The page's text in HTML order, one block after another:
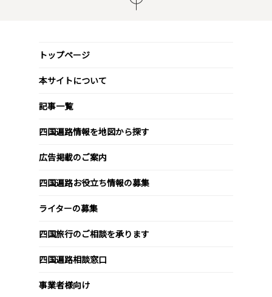
トップページ
本サイトについて
記事一覧
四国遍路情報を地図から探す
広告掲載のご案内
四国遍路お役立ち情報の募集
ライターの募集
四国旅行のご相談を承ります
四国遍路相談窓口
事業者様向け